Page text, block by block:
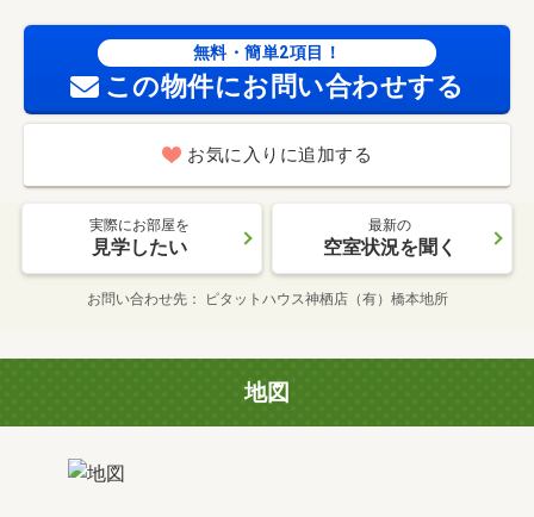
無料・簡単2項目！
この物件にお問い合わせする
お気に入りに追加する
実際にお部屋を
見学したい
最新の
空室状況を聞く
お問い合わせ先 ピタットハウス神栖店（有）橋本地所
地図